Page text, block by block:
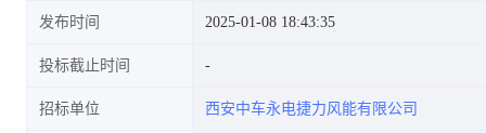
发布时间 2025-01-08 18:43:35
投标截止时间
招标单位 西安中车永电捷力风能有限公司